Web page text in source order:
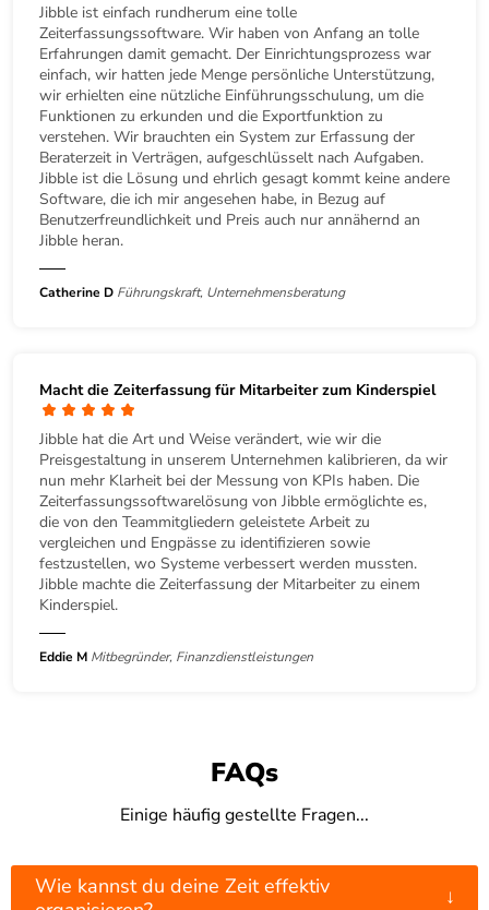
Jibble ist einfach rundherum eine tolle
Zeiterfassungssoftware. Wir haben von Anfang an tolle
Erfahrungen damit gemacht. Der Einrichtungsprozess war
einfach, wir hatten jede Menge persönliche Unterstützung,
wir erhielten eine nützliche Einführungsschulung, um die
Funktionen zu erkunden und die Exportfunktion zu
verstehen. Wir brauchten ein System zur Erfassung der
Beraterzeit in Verträgen, aufgeschlüsselt nach Aufgaben.
Jibble ist die Lösung und ehrlich gesagt kommt keine andere
Software, die ich mir angesehen habe, in Bezug auf
Benutzerfreundlichkeit und Preis auch nur annähernd an
Jibble heran.
Catherine D Führungskraft, Unternehmensberatung
Macht die Zeiterfassung für Mitarbeiter zum Kinderspiel
Jibble hat die Art und Weise verändert, wie wir die
Preisgestaltung in unserem Unternehmen kalibrieren, da wir
nun mehr Klarheit bei der Messung von KPIs haben. Die
Zeiterfassungssoftwarelösung von Jibble ermöglichte es,
die von den Teammitgliedern geleistete Arbeit zu
vergleichen und Engpässe zu identifizieren sowie
festzustellen, wo Systeme verbessert werden mussten.
Jibble machte die Zeiterfassung der Mitarbeiter zu einem
Kinderspiel.
Eddie M Mitbegründer, Finanzdienstleistungen
FAQs
Einige häufig gestellte Fragen...
Wie kannst du deine Zeit effektiv
↓